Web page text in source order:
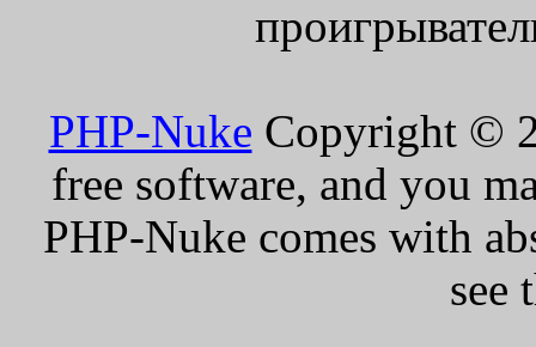
PHP-Nuke Copyright ©
free software, and you
PHP-Nuke comes with
see